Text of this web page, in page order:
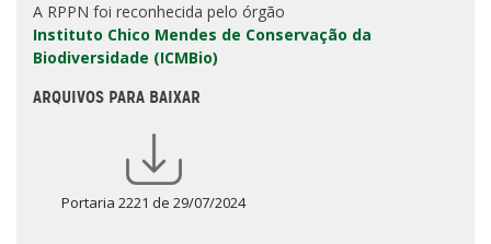
A RPPN foi reconhecida pelo órgão
Instituto Chico Mendes de Conservação da
Biodiversidade (ICMBio)
ARQUIVOS PARA BAIXAR
Portaria 2221 de 29/07/2024